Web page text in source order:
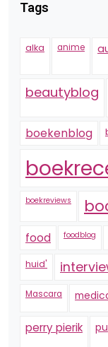
Tags
alka anime
beautyblog
boekenblog
boekreviews
food foodblog
huid'
Mascara
perry pierik